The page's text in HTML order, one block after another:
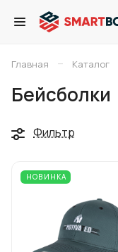
Главная – Каталог
Бейсболки
Фильтр
НОВИНКА